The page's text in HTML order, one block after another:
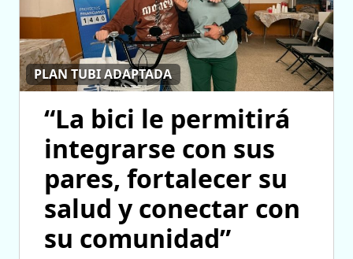
PLAN TUBI ADAPTADA
“La bici le permitirá
integrarse con sus
pares, fortalecer su
salud y conectar con
su comunidad”